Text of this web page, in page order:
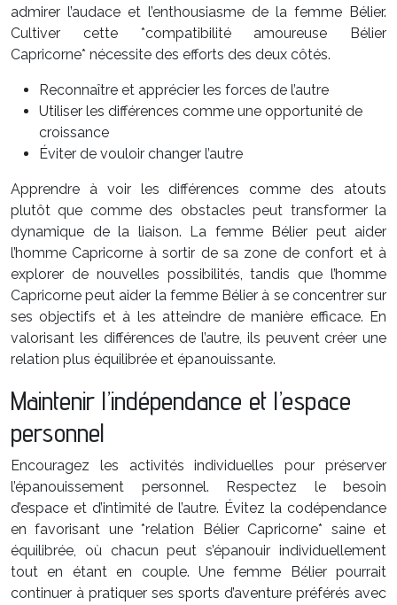
admirer l’audace et l’enthousiasme de la femme Bélier.
Cultiver cette *compatibilité amoureuse Bélier
Capricorne* nécessite des efforts des deux côtés.
Reconnaître et apprécier les forces de l’autre
Utiliser les différences comme une opportunité de
croissance
Éviter de vouloir changer l’autre
Apprendre à voir les différences comme des atouts
plutôt que comme des obstacles peut transformer la
dynamique de la liaison. La femme Bélier peut aider
l’homme Capricorne à sortir de sa zone de confort et à
explorer de nouvelles possibilités, tandis que l’homme
Capricorne peut aider la femme Bélier à se concentrer sur
ses objectifs et à les atteindre de manière efficace. En
valorisant les différences de l’autre, ils peuvent créer une
relation plus équilibrée et épanouissante.
Maintenir l’indépendance et l’espace
personnel
Encouragez les activités individuelles pour préserver
l’épanouissement personnel. Respectez le besoin
d’espace et d’intimité de l’autre. Évitez la codépendance
en favorisant une *relation Bélier Capricorne* saine et
équilibrée, où chacun peut s’épanouir individuellement
tout en étant en couple. Une femme Bélier pourrait
continuer à pratiquer ses sports d’aventure préférés avec